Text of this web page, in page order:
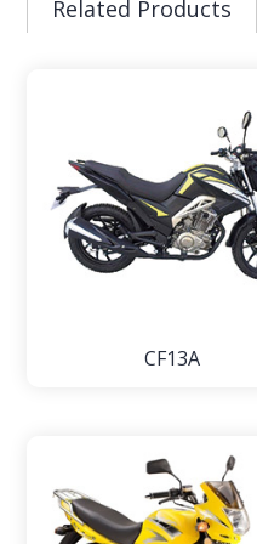
Related Products
CF13A